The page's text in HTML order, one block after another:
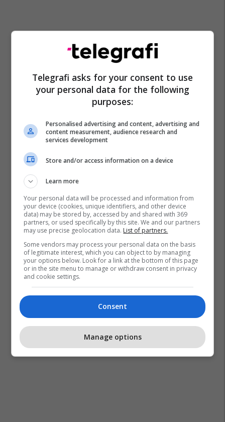
Cesc Fabregas
Telegrafi asks for your consent to use
your personal data for the following
purposes:
Personalised advertising and content, advertising and
content measurement, audience research and
services development
Store and/or access information on a device
Learn more
Your personal data will be processed and information from
your device (cookies, unique identifiers, and other device
data) may be stored by, accessed by and shared with 369
partners, or used specifically by this site. We and our partners
may use precise geolocation data. List of partners.
Some vendors may process your personal data on the basis
of legitimate interest, which you can object to by managing
your options below. Look for a link at the bottom of this page
or in the site menu to manage or withdraw consent in privacy
and cookie settings.
Consent
Manage options